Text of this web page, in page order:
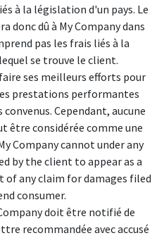
à la législation d'un pays. Le
donc dû à My Company dans
pas les frais liés à la
se trouve le client.
ses meilleurs efforts pour
prestations performantes
Cependant, aucune
être considérée comme une
Company cannot under any
by the client to appear as a
any claim for damages filed
consumer.
doit être notifié de
recommandée avec accusé